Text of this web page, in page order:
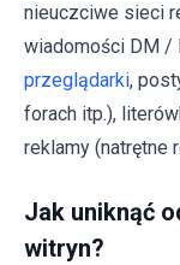
nieuczciwe sieci
wiadomości DM /
przeglądarki,
forach itp.),
reklamy (natrętne
Jak uniknąć
witryn?